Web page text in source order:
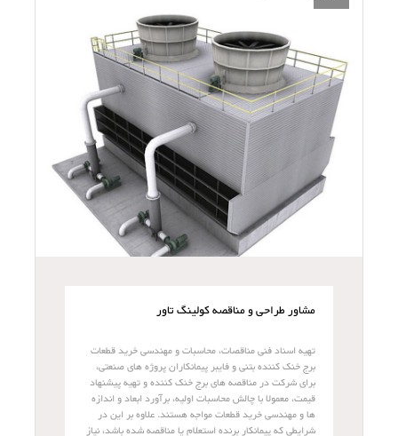
مشاور طراحی و مناقصه کولینگ تاور
تهیه اسناد فنی مناقصات، محاسبات و مهندسی خرید قطعات
برج خنک کننده بتنی و فایبر پیمانکاران پروژه های صنعتی،
برای شرکت در مناقصه های برج خنک کننده و تهیه پیشنهاد
قیمت، معمولا با چالش محاسبات اولیه، برآورد ابعاد و اندازه
ها و مهندسی خرید قطعات مواجه هستند. علاوه بر این در
شرایطی که پیمانکار برنده استعلام یا مناقصه شده باشد، نیاز